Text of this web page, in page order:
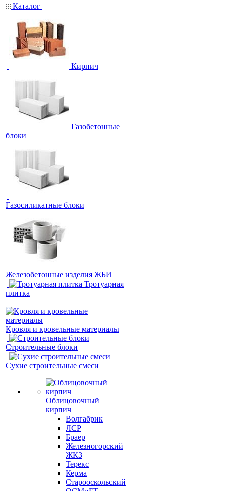
Каталог
Кирпич
Газобетонные
блоки
Газосиликатные блоки
Железобетонные изделия ЖБИ
Тротуарная
плитка
Кровля и кровельные материалы
Строительные блоки
Сухие строительные смеси
Облицовочный
кирпич
Волгабрик
ЛСР
Браер
Железногорский
ЖКЗ
Терекс
Керма
Старооскольский